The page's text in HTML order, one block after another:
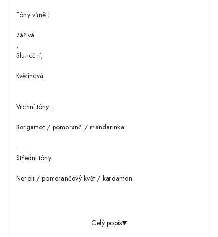
Tóny vůně :
Zářivá
,
Sluneční,
Květinová.
Vrchní tóny :
Bergamot / pomeranč / mandarinka
.
Střední tóny :
Neroli / pomerančový květ / kardamon.
Celý popis